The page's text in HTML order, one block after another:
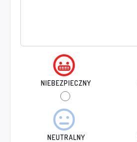
NIEBEZPIECZNY
NEUTRALNY